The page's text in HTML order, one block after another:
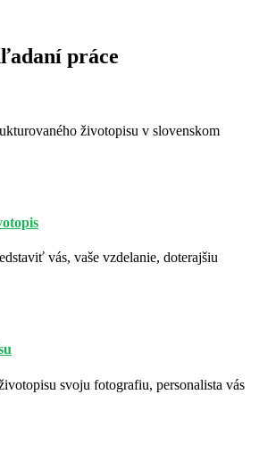
práce
životopisu v slovenskom
vás, vaše vzdelanie, doterajšiu
svoju fotografiu, personalista vás